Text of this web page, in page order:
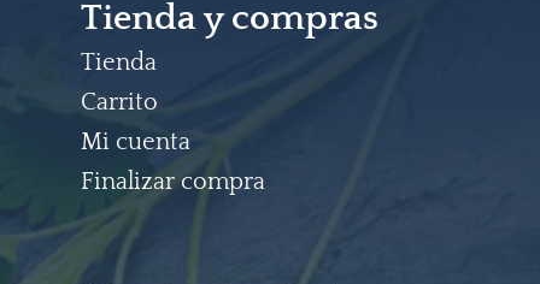
Tienda y compras
Tienda
Carrito
Mi cuenta
Finalizar compra